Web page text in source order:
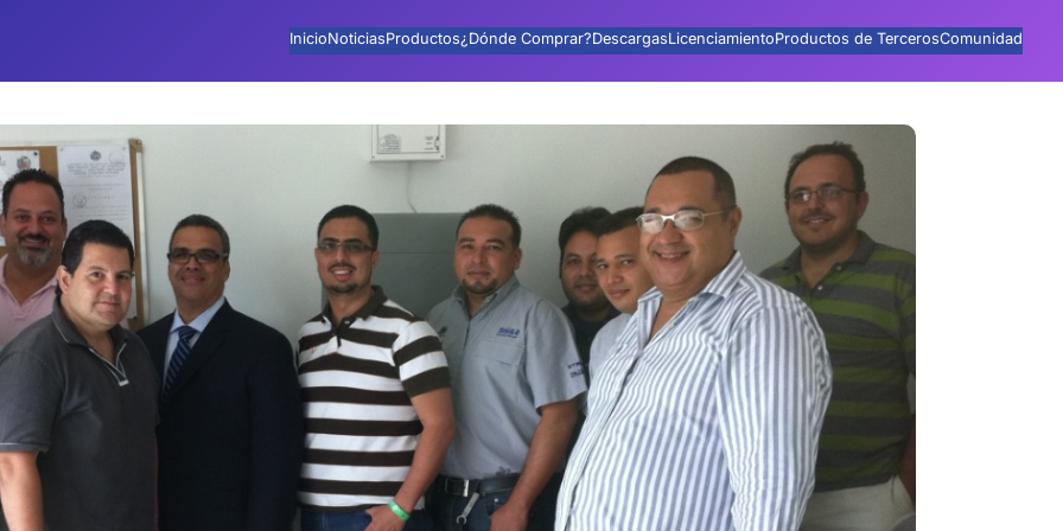
InicioNoticiasProductos¿Dónde Comprar?DescargasLicenciamientoProductos de TercerosComunidad